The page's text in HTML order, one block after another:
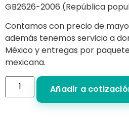
GB2626-2006 (República
Contamos con precio de
además tenemos servicio a
México y entregas por
mexicana.
Añadir a